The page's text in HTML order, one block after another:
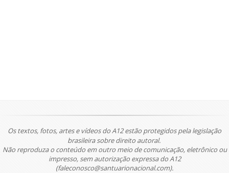
Os textos, fotos, artes e vídeos do A12 estão protegidos pela legislação
brasileira sobre direito autoral.
Não reproduza o conteúdo em outro meio de comunicação, eletrônico ou
impresso, sem autorização expressa do A12
(faleconosco@santuarionacional.com).